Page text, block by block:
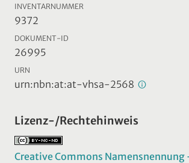
INVENTARNUMMER
9372
DOKUMENT-ID
26995
URN
urn:nbn:at:at-vhsa-2568
Lizenz-/Rechtehinweis
Creative Commons Namensnennung